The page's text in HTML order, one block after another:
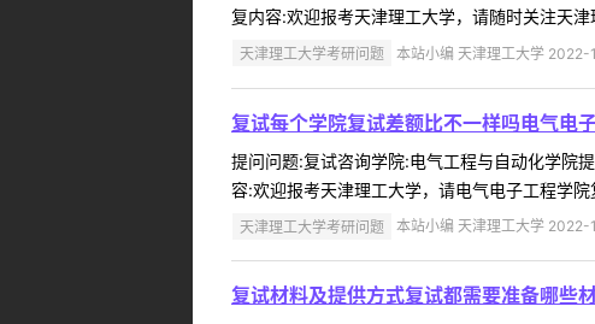
复内容:欢迎报考天津理工大学，请随时关注天
天津理工大学考研问题 本站小编 天津理工大学
复试每个学院复试差额比不一样吗电气电
提问问题:复试咨询学院:电气工程与自动化学
容:欢迎报考天津理工大学，请电气电子工程学
天津理工大学考研问题 本站小编 天津理工大学
复试材料及提供方式复试都需要准备哪些